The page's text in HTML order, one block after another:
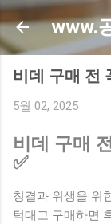
www.
비데 구매 전
5월 02, 2025
비데 구매
✅
청결과 위생을 위
턱대고 구매하면